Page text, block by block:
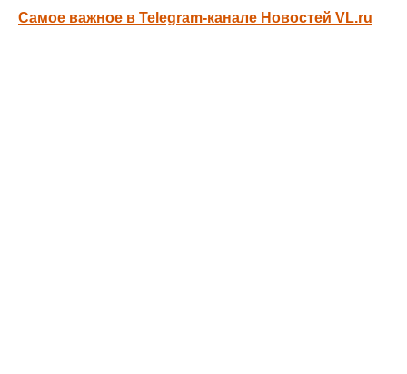
Самое важное в Telegram-канале Новостей VL.ru